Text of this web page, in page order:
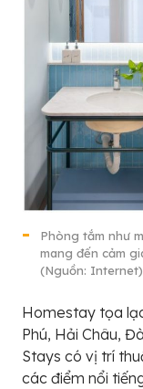
Phòng tắm như
mang đến cảm
(Nguồn: Internet)
Homestay tọa
Phú, Hải Châu,
Stays có vị trí
các điểm nổi